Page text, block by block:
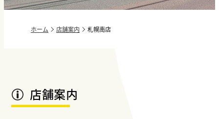
ホーム 店舗案内 札幌南店
店舗案内